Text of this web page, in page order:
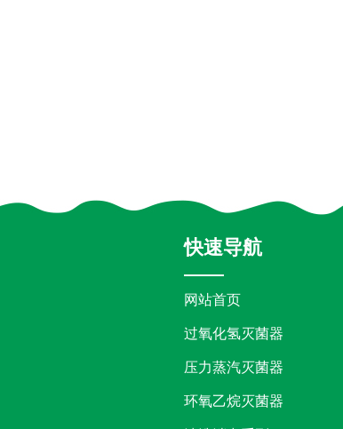
快速导航
网站首页
过氧化氢灭菌器
压力蒸汽灭菌器
环氧乙烷灭菌器